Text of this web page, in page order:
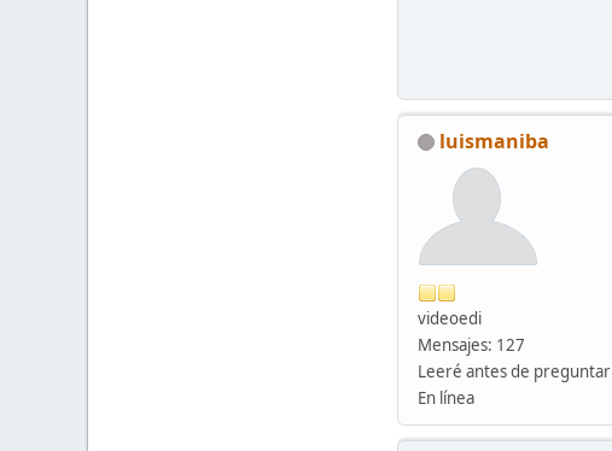
luismaniba
videoedi
Mensajes: 127
Leeré antes de preguntar
En línea